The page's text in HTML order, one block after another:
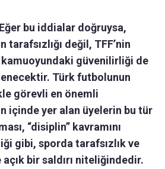
bu iddialar doğruysa,
değil, TFF’nin
güvenilirliği de
Türk futbolunun
görevli en önemli
içinde yer alan üyelerin bu tür
“disiplin” kavramını
gibi, sporda tarafsızlık ve
bir saldırı niteliğindedir.